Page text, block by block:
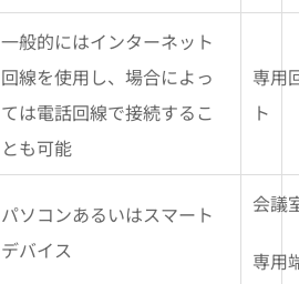
一般的にはインターネット
回線を使用し、場合によっ
ては電話回線で接続するこ
とも可能
専用
ト
パソコンあるいはスマート
デバイス
会議
専用